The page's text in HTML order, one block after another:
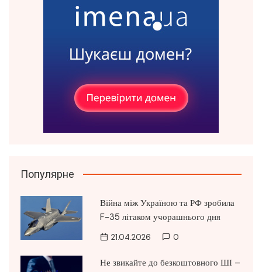
Популярне
Війна між Україною та РФ зробила
F-35 літаком учорашнього дня
21.04.2026 0
Не звикайте до безкоштовного ШІ –